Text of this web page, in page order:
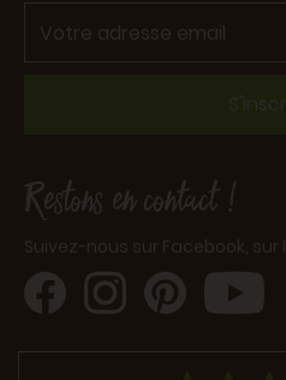
Restons en contact !
Suivez-nous sur Facebook,